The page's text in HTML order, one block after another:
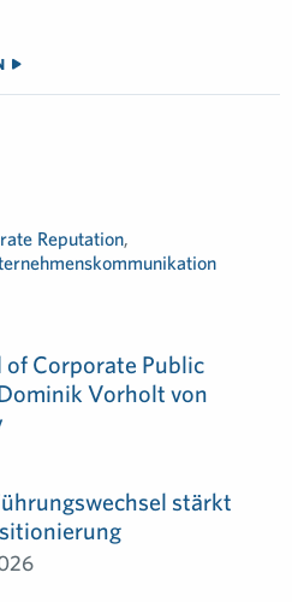
Reputation,
of Corporate Public
Vorholt von
stärkt